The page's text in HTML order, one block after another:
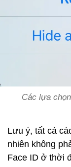
Các lựa
Lưu ý, tất cả
nhiên không
Face ID ở thời